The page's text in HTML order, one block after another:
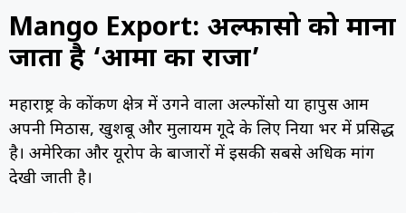
Mango Export: अल्फोंसो को माना
जाता है ‘आमों का राजा’
महाराष्ट्र के कोंकण क्षेत्र में उगने वाला अल्फोंसो या हापुस आम
अपनी मिठास, खुशबू और मुलायम गूदे के लिए दुनिया भर में प्रसिद्ध
है। अमेरिका और यूरोप के बाजारों में इसकी सबसे अधिक मांग
देखी जाती है।